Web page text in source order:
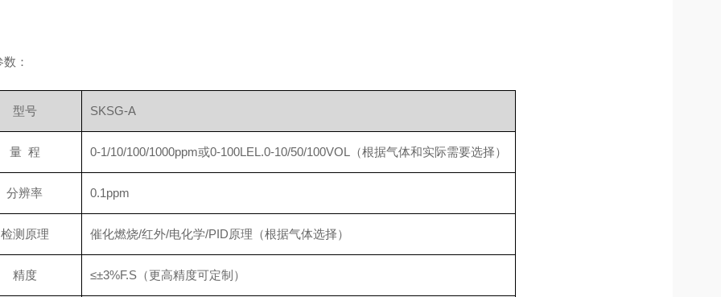
：
型号 SKSG-A
量 程 0-1/10/100/1000ppm或0-100LEL.0-10/50/100VOL（根据气体和实际需要选择）
分辨率 0.1ppm
检测原理 催化燃烧/红外/电化学/PID原理（根据气体选择）
精度 ≤±3%F.S（更高精度可定制）